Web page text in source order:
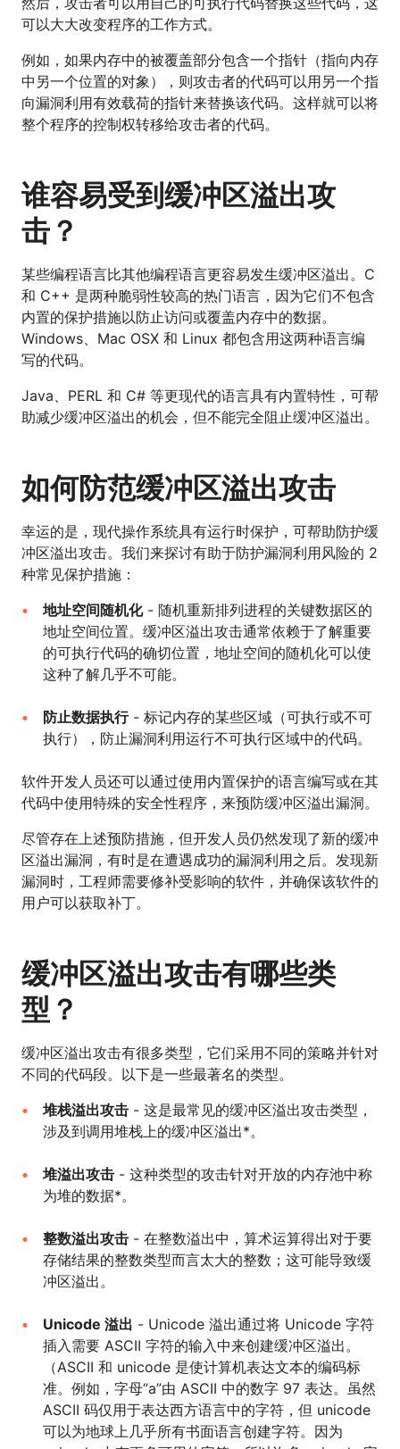
可以大大改变程序的工作方式。
例如，如果内存中的被覆盖部分包含一个指针（指向内存
中另一个位置的对象），则攻击者的代码可以用另一个指
向漏洞利用有效载荷的指针来替换该代码。这样就可以将
整个程序的控制权转移给攻击者的代码。
谁容易受到缓冲区溢出攻
击？
某些编程语言比其他编程语言更容易发生缓冲区溢出。C
和 C++ 是两种脆弱性较高的热门语言，因为它们不包含
内置的保护措施以防止访问或覆盖内存中的数据。
Windows、Mac OSX 和 Linux 都包含用这两种语言编
写的代码。
Java、PERL 和 C# 等更现代的语言具有内置特性，可帮
助减少缓冲区溢出的机会，但不能完全阻止缓冲区溢出。
如何防范缓冲区溢出攻击
幸运的是，现代操作系统具有运行时保护，可帮助防护缓
冲区溢出攻击。我们来探讨有助于防护漏洞利用风险的 2
种常见保护措施：
地址空间随机化- 随机重新排列进程的关键数据区的
地址空间位置。缓冲区溢出攻击通常依赖于了解重要
的可执行代码的确切位置，地址空间的随机化可以使
这种了解几乎不可能。
防止数据执行- 标记内存的某些区域（可执行或不可
执行），防止漏洞利用运行不可执行区域中的代码。
软件开发人员还可以通过使用内置保护的语言编写或在其
代码中使用特殊的安全性程序，来预防缓冲区溢出漏洞。
尽管存在上述预防措施，但开发人员仍然发现了新的缓冲
区溢出漏洞，有时是在遭遇成功的漏洞利用之后。发现新
漏洞时，工程师需要修补受影响的软件，并确保该软件的
用户可以获取补丁。
缓冲区溢出攻击有哪些类
型？
缓冲区溢出攻击有很多类型，它们采用不同的策略并针对
不同的代码段。以下是一些最著名的类型。
堆栈溢出攻击 - 这是最常见的缓冲区溢出攻击类型，
涉及到调用堆栈上的缓冲区溢出*。
堆溢出攻击 - 这种类型的攻击针对开放的内存池中称
为堆的数据*。
整数溢出攻击 - 在整数溢出中，算术运算得出对于要
存储结果的整数类型而言太大的整数；这可能导致缓
冲区溢出。
Unicode 溢出 - Unicode 溢出通过将 Unicode 字符
插入需要 ASCII 字符的输入中来创建缓冲区溢出。
（ASCII 和 unicode 是使计算机表达文本的编码标
准。例如，字母“a”由 ASCII 中的数字 97 表达。虽然
ASCII 码仅用于表达西方语言中的字符，但 unicode
可以为地球上几乎所有书面语言创建字符。因为